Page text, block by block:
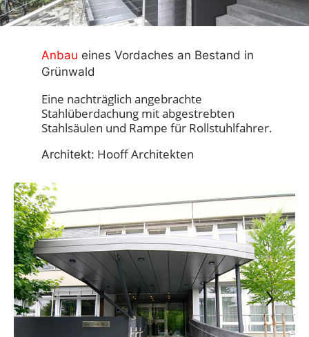
Anbau eines Vordaches an Bestand in
Grünwald
Eine nachträglich angebrachte
Stahlüberdachung mit abgestrebten
Stahlsäulen und Rampe für Rollstuhlfahrer.
Architekt: Hooff Architekten